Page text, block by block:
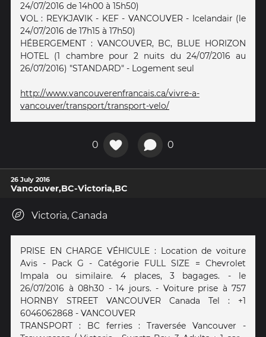
24/07/2016 de 14h00 à 15h50)
VOL : REYKJAVIK - KEF - VANCOUVER - Icelandair (le
24/07/2016 de 17h15 à 17h50)
HÉBERGEMENT : VANCOUVER, BC, BLUE HORIZON
HOTEL (1 chambre pour 2 nuits du 24/07/2016 au
26/07/2016) "STANDARD" - Logement seul
http://www.vancouverenfrancais.ca/vivre-a-
vancouver/transport/transport-velo/
0 0
26 July 2016
Vancouver,BC-Victoria,BC
Victoria, Canada
PRISE EN CHARGE VÉHICULE : Location de voiture
Avis - Pack G - Catégorie FULL SIZE = Chevrolet
Impala ou similaire. 4 places, 3 bagages. - le
26/07/2016 à 08h30 - 14 jours. - Voiture prise à 757
HORNBY STREET VANCOUVER Canada Tel : +1
6046062868 - VANCOUVER
TRANSPORT : BC ferries : Traversée Vancouver -